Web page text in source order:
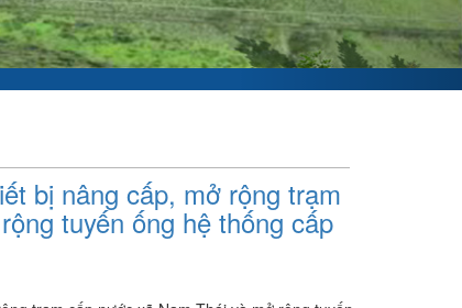
bị nâng cấp, mở rộng trạm
tuyến ống hệ thống cấp